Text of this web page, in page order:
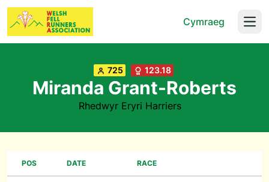
Cymraeg
725 123.18
Miranda Grant-Roberts
Rhedwyr Eryri Harriers
POS DATE RACE